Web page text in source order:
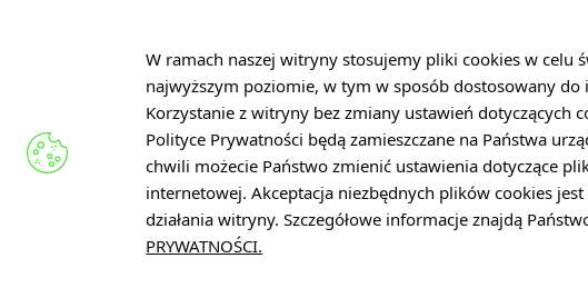
W ramach naszej witryny stosujemy pliki cookies w celu
najwyższym poziomie, w tym w sposób dostosowany
Korzystanie z witryny bez zmiany ustawień dotyczących
Polityce Prywatności będą zamieszczane na Państwa
chwili możecie Państwo zmienić ustawienia dotyczące
internetowej. Akceptacja niezbędnych plików cookies
działania witryny. Szczegółowe informacje znajdą
PRYWATNOŚCI.
NIP: 727 285 74 74
REGON: 521631148
KRS: 0000955824
sekretariat@lit.lukasiewicz.gov.pl
+48 42 307 09 01